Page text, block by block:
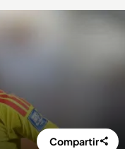
Compartir